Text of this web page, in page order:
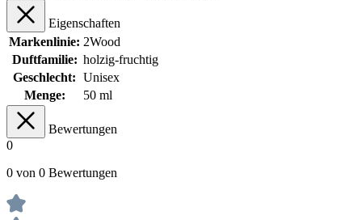
Eigenschaften
Markenlinie: 2Wood
Duftfamilie: holzig-fruchtig
Geschlecht: Unisex
Menge:
50 ml
Bewertungen
0
0 von 0 Bewertungen